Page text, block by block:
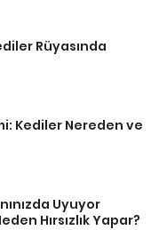
Rüyasında
Kediler Nereden ve
Uyuyor
Hırsızlık Yapar?